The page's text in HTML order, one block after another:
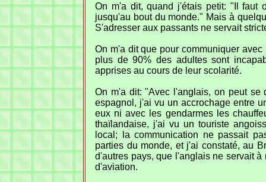
On m'a dit, quand j'étais petit: "Il faut
jusqu'au bout du monde." Mais à
S'adresser aux passants ne servait
On m'a dit que pour communiquer
plus de 90% des adultes sont
apprises au cours de leur scolarité.
On m'a dit: "Avec l'anglais, on peut se
espagnol, j'ai vu un accrochage entre
eux ni avec les gendarmes les
thaïlandaise, j'ai vu un touriste
local; la communication ne passait
parties du monde, et j'ai constaté, au
d'autres pays, que l'anglais ne servait
d'aviation.